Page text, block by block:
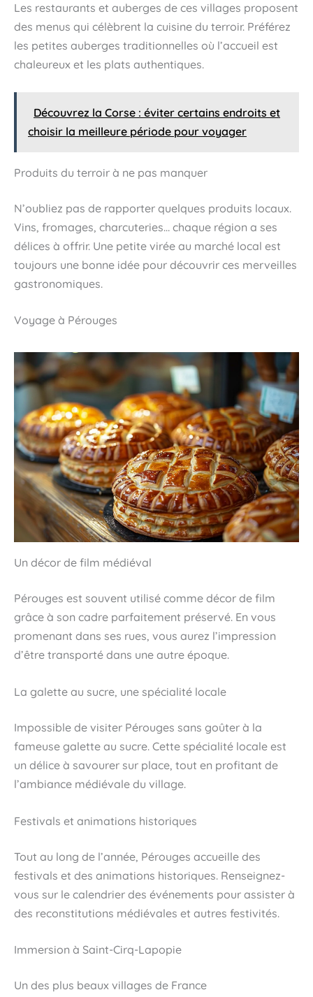
Les restaurants et auberges de ces villages proposent
des menus qui célèbrent la cuisine du terroir. Préférez
les petites auberges traditionnelles où l’accueil est
chaleureux et les plats authentiques.
Découvrez la Corse : éviter certains endroits et
choisir la meilleure période pour voyager
Produits du terroir à ne pas manquer
N’oubliez pas de rapporter quelques produits locaux.
Vins, fromages, charcuteries… chaque région a ses
délices à offrir. Une petite virée au marché local est
toujours une bonne idée pour découvrir ces merveilles
gastronomiques.
Voyage à Pérouges
Un décor de film médiéval
Pérouges est souvent utilisé comme décor de film
grâce à son cadre parfaitement préservé. En vous
promenant dans ses rues, vous aurez l’impression
d’être transporté dans une autre époque.
La galette au sucre, une spécialité locale
Impossible de visiter Pérouges sans goûter à la
fameuse galette au sucre. Cette spécialité locale est
un délice à savourer sur place, tout en profitant de
l’ambiance médiévale du village.
Festivals et animations historiques
Tout au long de l’année, Pérouges accueille des
festivals et des animations historiques. Renseignez-
vous sur le calendrier des événements pour assister à
des reconstitutions médiévales et autres festivités.
Immersion à Saint-Cirq-Lapopie
Un des plus beaux villages de France